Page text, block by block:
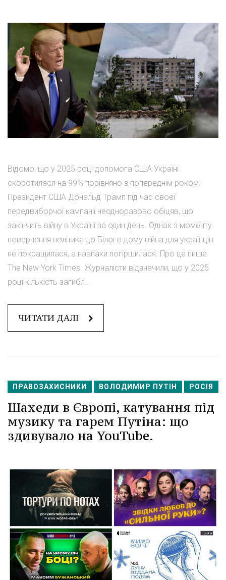
Відомо, що у 2025 році допомога США Україні
скоротилася на 99% порівняно з попереднім роком.
Президент США Дональд Трамп під час своєї
передвиборчої кампанії неодноразово обіцяв, що
закінчить війну в Україні за один день. Однак з моменту
повернення політика до Білого дому війна для українців
не покращилася, а навпаки погіршилася. Про це пише
The New York Times. Журналісти відзначили, що у 2025
році кількість загибл...
ЧИТАТИ ДАЛІ
ПРАВОЗАХИСНИКИ ВОЛОДИМИР ПУТІН РОСІЯ
Шахеди в Європі, катування під
музику та гарем Путіна: що
здивувало на YouTube.